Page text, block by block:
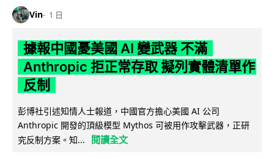
Vin 1 日
據報中國憂美國 AI 變武器 不滿
Anthropic 拒正常存取 擬列實體清單作
反制
彭博社引述知情人士報道，中國官方擔心美國 AI 公司
Anthropic 開發的頂級模型 Mythos 可被用作攻擊武器，正研
究反制方案。知...
閱讀全文